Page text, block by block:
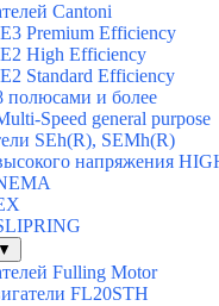
Cantoni
Premium Efficiency
High Efficiency
Standard Efficiency
полюсами и более
Speed general purpose
SEh(R), SEMh(R)
напряжения
▼
Fulling Motor
FL20STH